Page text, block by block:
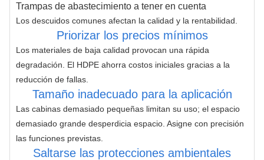
Trampas de abastecimiento a tener en cuenta
Los descuidos comunes afectan la calidad y la rentabilidad.
Priorizar los precios mínimos
Los materiales de baja calidad provocan una rápida
degradación. El HDPE ahorra costos iniciales gracias a la
reducción de fallas.
Tamaño inadecuado para la aplicación
Las cabinas demasiado pequeñas limitan su uso; el espacio
demasiado grande desperdicia espacio. Asigne con precisión
las funciones previstas.
Saltarse las protecciones ambientales